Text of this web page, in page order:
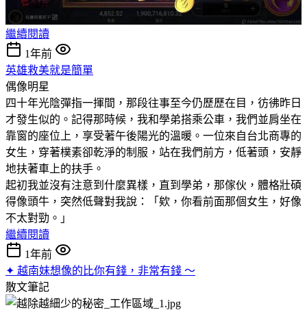
繼續閱讀
1年前
英雄救美就是簡單
偶像明星
四十年光陰彈指一揮間，那段往事至今仍歷歷在目，彷彿昨日
才發生似的。記得那時候，我和學弟搭乘公車，我們並肩坐在
靠窗的座位上，享受著午後陽光的溫暖。一位來自台北商專的
女生，穿著樸素卻乾淨的制服，站在我們前方，低著頭，安靜
地扶著車上的扶手。
起初我並沒有注意到什麼異樣，直到學弟，那傢伙，體格壯碩
得像頭牛，突然低聲對我說：「欸，你看前面那個女生，好像
不太對勁。」
繼續閱讀
1年前
✦ 越南妹想像的比你有錢，非常有錢 ～
散文筆記